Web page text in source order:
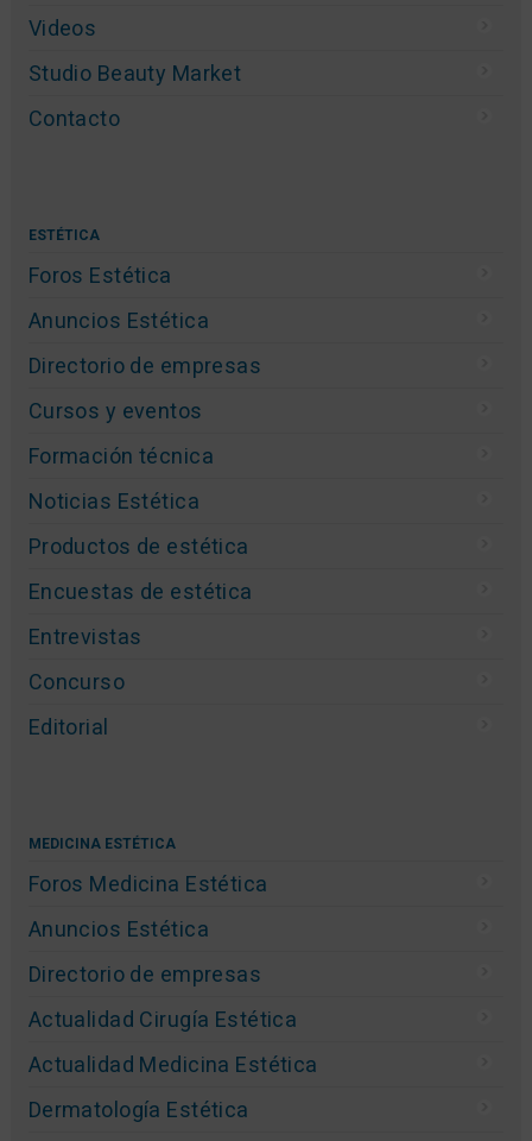
Videos
Studio Beauty Market
Contacto
ESTÉTICA
Foros Estética
Anuncios Estética
Directorio de empresas
Cursos y eventos
Formación técnica
Noticias Estética
Productos de estética
Encuestas de estética
Entrevistas
Concurso
Editorial
MEDICINA ESTÉTICA
Foros Medicina Estética
Anuncios Estética
Directorio de empresas
Actualidad Cirugía Estética
Actualidad Medicina Estética
Dermatología Estética